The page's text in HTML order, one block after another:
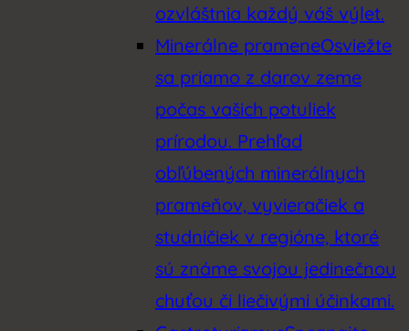
ozvláštnia každý váš výlet.
Minerálne prameneOsviežte
sa priamo z darov zeme
počas vašich potuliek
prírodou. Prehľad
obľúbených minerálnych
prameňov, vyvieračiek a
studničiek v regióne, ktoré
sú známe svojou jedinečnou
chuťou či liečivými účinkami.